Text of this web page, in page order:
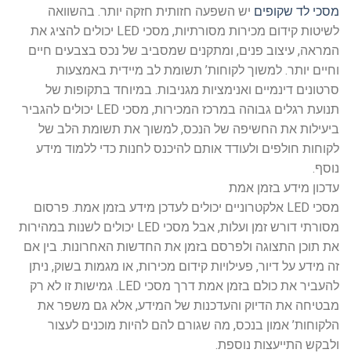
מסכי לד שקופים יש השפעה חזותית חזקה יותר. בהשוואה
לשיטות קידום מכירות מסורתיות, מסכי LED יכולים להציג את
המראה, עיצוב פנים, ומתקנים שמסביב של נכס בצבעים חיים
וחיים יותר. למשוך לקוחות’ תשומת לב מיידית באמצעות
סרטונים דינמיים ואנימציות מגניבות. במיוחד בתקופות של
תנועת רגלים גבוהה במרכז המכירות, מסכי LED יכולים להגביר
ביעילות את החשיפה של הנכס, למשוך את תשומת הלב של
לקוחות חולפים ולעודד אותם להיכנס לחנות כדי ללמוד מידע
נוסף.
עדכון מידע בזמן אמת
מסכי LED אלקטרוניים יכולים לעדכן מידע בזמן אמת. פרסום
מסורתי דורש זמן ועלות, אבל מסכי LED יכולים לשנות במהירות
את תוכן התצוגה ולפרסם בזמן את החדשות האחרונות. בין אם
זה מידע על דיור, פעילויות קידום מכירות, או מגמות בשוק, ניתן
להעביר את כולם בזמן אמת דרך מסכי LED. גמישות זו לא רק
מבטיחה את הדיוק והעדכנות של המידע, אלא גם משפר את
הלקוחות’ אמון בנכס, מה שגורם להם להיות מוכנים לעצור
ולבקש התייעצות נוספת.